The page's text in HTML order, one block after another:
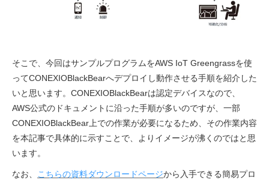
そこで、今回はサンプルプログラムをAWS IoT Greengrassを使
ってCONEXIOBlackBearへデプロイし動作させる手順を紹介した
いと思います。CONEXIOBlackBearは認定デバイスなので、
AWS公式のドキュメントに沿った手順が多いのですが、一部
CONEXIOBlackBear上での作業が必要になるため、その作業内容
を本記事で具体的に示すことで、よりイメージが沸くのではと思
います。
なお、 こちらの資料ダウンロードページから入手できる簡易プロ